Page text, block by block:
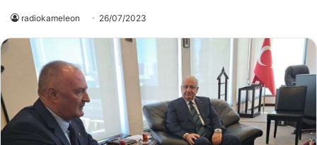
radiokameleon 26/07/2023